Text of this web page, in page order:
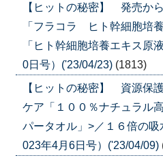
【ヒットの秘密】 発売か
「フラコラ ヒト幹細胞培
「ヒト幹細胞培養エキス原
0日号）('23/04/23) (1813)
【ヒットの秘密】 資源保
ケア「１００％ナチュラル
パータオル」>／１６倍の
023年4月6日号）('23/04/09)